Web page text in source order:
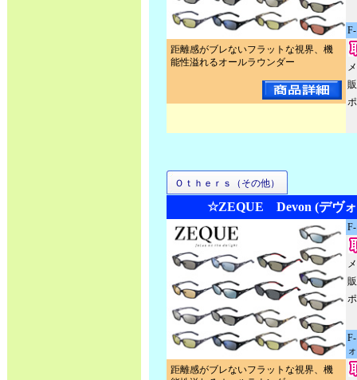
距離感がブレないフラットな視界、機
能性溢れるオールラウンダー
Ｏｔｈｅｒｓ（その他）
☆ZEQUE Devon (デヴ
距離感がブレないフラットな視界、機